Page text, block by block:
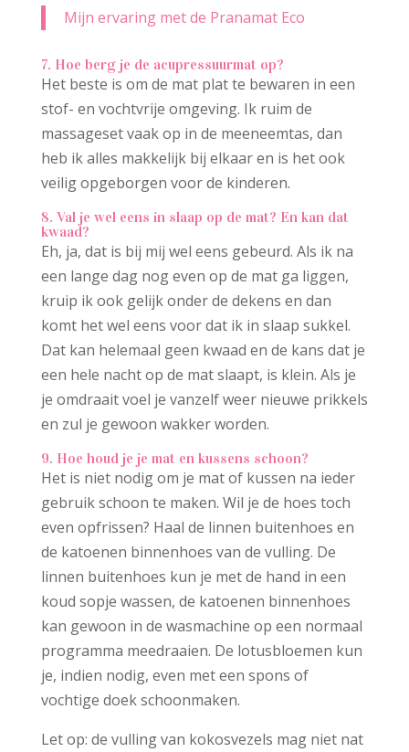
Mijn ervaring met de Pranamat Eco
7. Hoe berg je de acupressuurmat op?
Het beste is om de mat plat te bewaren in een
stof- en vochtvrije omgeving. Ik ruim de
massageset vaak op in de meeneemtas, dan
heb ik alles makkelijk bij elkaar en is het ook
veilig opgeborgen voor de kinderen.
8. Val je wel eens in slaap op de mat? En kan dat
kwaad?
Eh, ja, dat is bij mij wel eens gebeurd. Als ik na
een lange dag nog even op de mat ga liggen,
kruip ik ook gelijk onder de dekens en dan
komt het wel eens voor dat ik in slaap sukkel.
Dat kan helemaal geen kwaad en de kans dat je
een hele nacht op de mat slaapt, is klein. Als je
je omdraait voel je vanzelf weer nieuwe prikkels
en zul je gewoon wakker worden.
9. Hoe houd je je mat en kussens schoon?
Het is niet nodig om je mat of kussen na ieder
gebruik schoon te maken. Wil je de hoes toch
even opfrissen? Haal de linnen buitenhoes en
de katoenen binnenhoes van de vulling. De
linnen buitenhoes kun je met de hand in een
koud sopje wassen, de katoenen binnenhoes
kan gewoon in de wasmachine op een normaal
programma meedraaien. De lotusbloemen kun
je, indien nodig, even met een spons of
vochtige doek schoonmaken.
Let op: de vulling van kokosvezels mag niet nat